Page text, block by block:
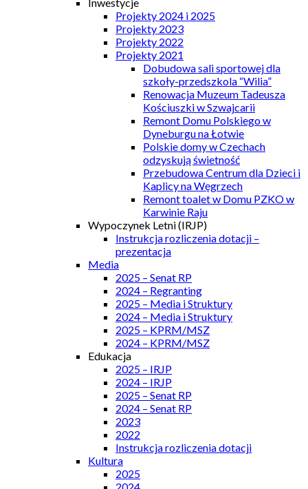
Projekty 2024 i 2025
Projekty 2023
Projekty 2022
Projekty 2021
Dobudowa sali sportowej dla
szkoły-przedszkola “Wilia”
Renowacja Muzeum Tadeusza
Kościuszki w Szwajcarii
Remont Domu Polskiego w
Dyneburgu na Łotwie
Polskie domy w Czechach
odzyskują świetność
Przebudowa Centrum dla Dzieci i
Kaplicy na Węgrzech
Remont toalet w Domu PZKO w
Karwinie Raju
Wypoczynek Letni (IRJP)
Instrukcja rozliczenia dotacji –
prezentacja
Media
2025 – Senat RP
2024 – Regranting
2025 – Media i Struktury
2024 – Media i Struktury
2025 – KPRM/MSZ
2024 – KPRM/MSZ
Edukacja
2025 – IRJP
2024 – IRJP
2025 – Senat RP
2024 – Senat RP
2023
2022
Instrukcja rozliczenia dotacji
Kultura
2025